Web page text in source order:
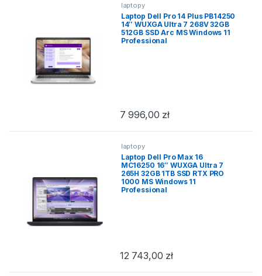
laptopy
Laptop Dell Pro 14 Plus PB14250
14″ WUXGA Ultra 7 268V 32GB
512GB SSD Arc MS Windows 11
Professional
7 996,00 zł
laptopy
Laptop Dell Pro Max 16
MC16250 16″ WUXGA Ultra 7
265H 32GB 1TB SSD RTX PRO
1000 MS Windows 11
Professional
12 743,00 zł